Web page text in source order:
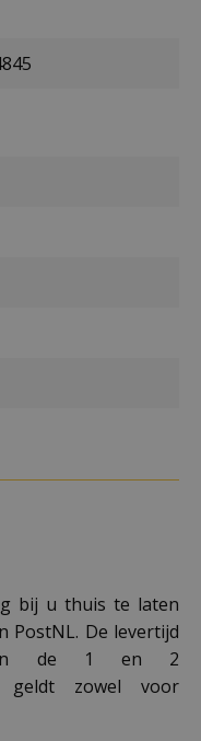
bij u thuis te laten
PostNL. De levertijd
de 1 en 2
geldt zowel voor